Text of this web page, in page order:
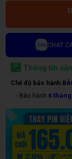
CHAT
Thông tin
Chế độ bảo hành:
- Bảo hành 6 tháng